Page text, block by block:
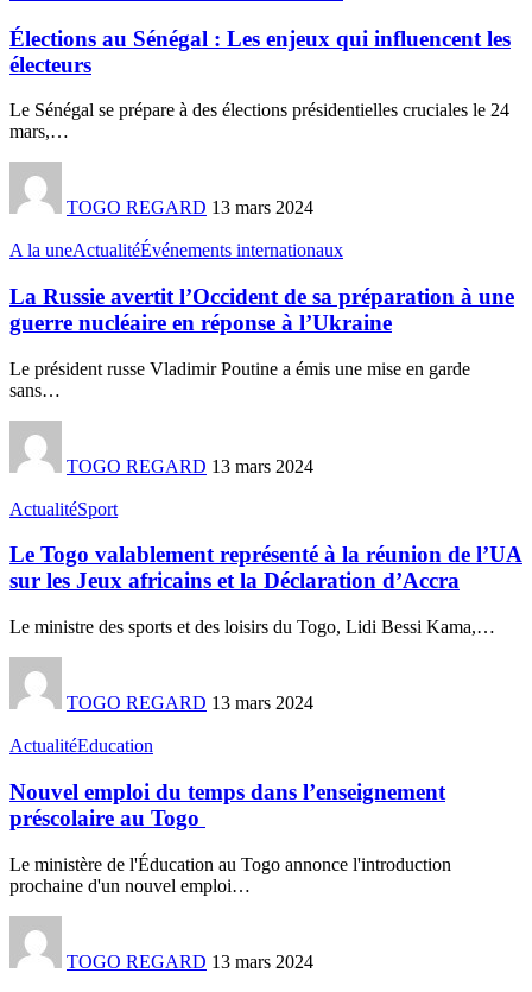
Élections au Sénégal : Les enjeux qui influencent les
électeurs
Le Sénégal se prépare à des élections présidentielles cruciales le 24
mars,…
TOGO REGARD 13 mars 2024
A la uneActualitéÉvénements internationaux
La Russie avertit l’Occident de sa préparation à une
guerre nucléaire en réponse à l’Ukraine
Le président russe Vladimir Poutine a émis une mise en garde
sans…
TOGO REGARD 13 mars 2024
ActualitéSport
Le Togo valablement représenté à la réunion de l’UA
sur les Jeux africains et la Déclaration d’Accra
Le ministre des sports et des loisirs du Togo, Lidi Bessi Kama,…
TOGO REGARD 13 mars 2024
ActualitéEducation
Nouvel emploi du temps dans l’enseignement
préscolaire au Togo
Le ministère de l'Éducation au Togo annonce l'introduction
prochaine d'un nouvel emploi…
TOGO REGARD 13 mars 2024